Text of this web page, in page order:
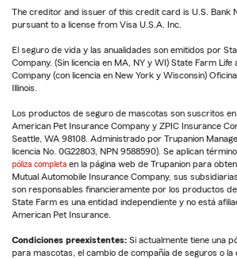
The creditor and issuer of this credit card is U.S. Bank
pursuant to a license from Visa U.S.A. Inc.
El seguro de vida y las anualidades son emitidos por
Company. (Sin licencia en MA, NY y WI) State Farm
Company (con licencia en New York y Wisconsin)
Illinois.
Los productos de seguro de mascotas son suscritos
American Pet Insurance Company y ZPIC Insurance
Seattle, WA 98108. Administrado por Trupanion
licencia No. 0G22803, NPN 9588590). Se aplican
póliza completa en la página web de Trupanion para
Mutual Automobile Insurance Company, sus
son responsables financieramente por los productos
State Farm es una entidad independiente y no está
American Pet Insurance.
Condiciones preexistentes: Si actualmente tiene una
para mascotas, el cambio de compañía de seguros o la